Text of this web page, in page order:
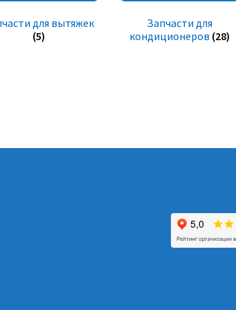
для вытяжек
(5)
Запчасти для
кондиционеров (28)